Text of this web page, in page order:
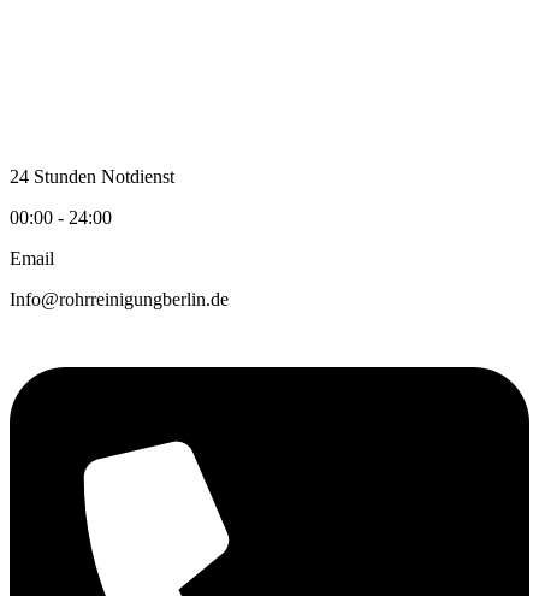
24 Stunden Notdienst
00:00 - 24:00
Email
Info@rohrreinigungberlin.de